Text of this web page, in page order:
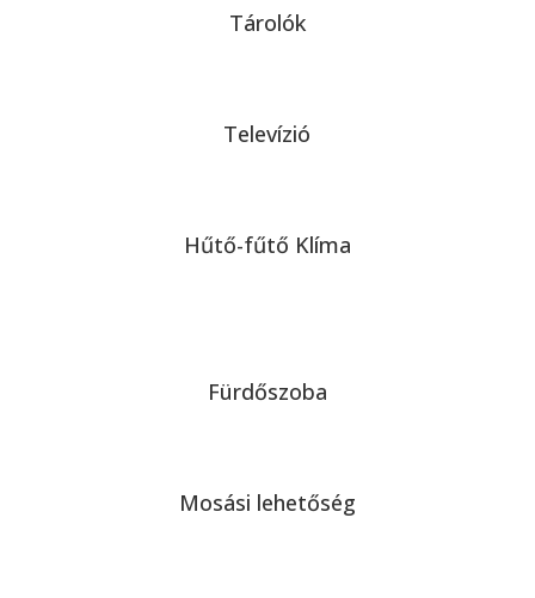
Tárolók
Televízió
Hűtő-fűtő Klíma
Fürdőszoba
Mosási lehetőség